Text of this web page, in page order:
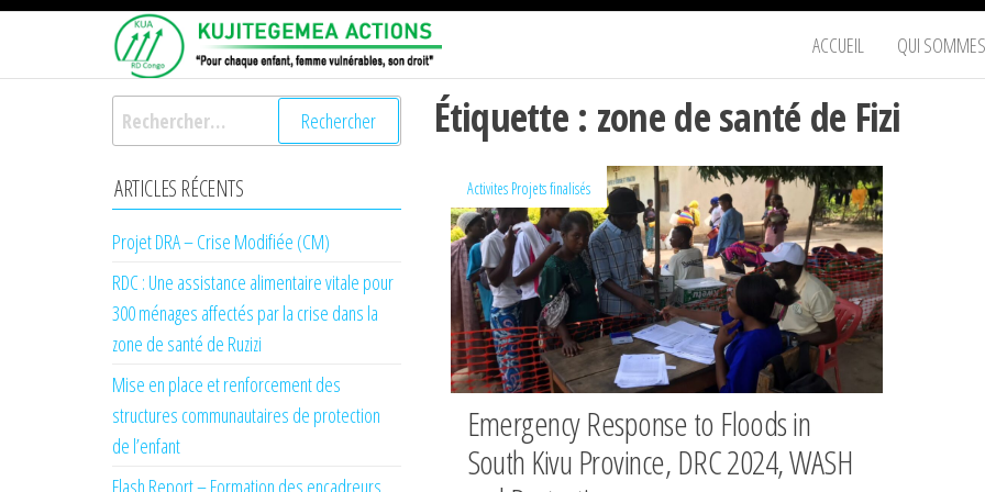
Passer
contenu
ACTIONS
enfant,
femme
vulnérables,
son droit
ACCUEIL QUI
Étiquette : zone de santé de Fizi
Activites Projets finalisés
Emergency Response to Floods in
South Kivu Province, DRC 2024, WASH
Rechercher :
ARTICLES RÉCENTS
Projet DRA – Crise Modifiée (CM)
RDC : Une assistance alimentaire vitale pour
300 ménages affectés par la crise dans la
zone de santé de Ruzizi
Mise en place et renforcement des
structures communautaires de protection
de l’enfant
Flash Report – Formation des encadreurs